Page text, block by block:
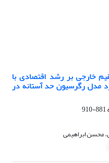
خارجی بر رشد اقتصادی با
مدل رگرسیون حد آستانه در
881-910
محسن ابراهیمی